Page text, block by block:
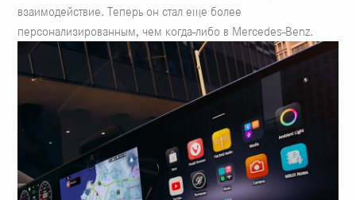
взаимодействие. Теперь он стал еще более
персонализированным, чем когда-либо в Mercedes-Benz.